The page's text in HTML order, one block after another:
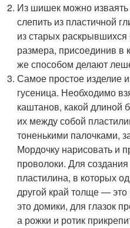
Из шишек можно
слепить из пластичной
из старых раскрывшихся
размера, присоединив в
же способом делают
Самое простое изделие
гусеница. Необходимо
каштанов, какой длиной
их между собой
тоненькими палочками,
Мордочку нарисовать и
проволоки. Для создания
пластилина, в которых
другой край толще —
это домики, для глазок
а рожки и ротик